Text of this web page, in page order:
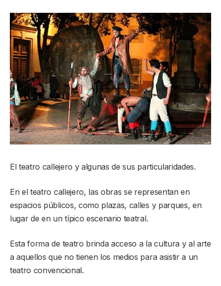
El teatro callejero y algunas de sus particularidades.
En el teatro callejero, las obras se representan en
espacios públicos, como plazas, calles y parques, en
lugar de en un típico escenario teatral.
Esta forma de teatro brinda acceso a la cultura y al arte
a aquellos que no tienen los medios para asistir a un
teatro convencional.